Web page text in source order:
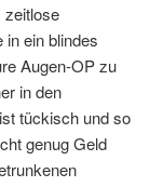
zeitlose
ein blindes
Augen-OP zu
in den
tückisch und so
genug Geld